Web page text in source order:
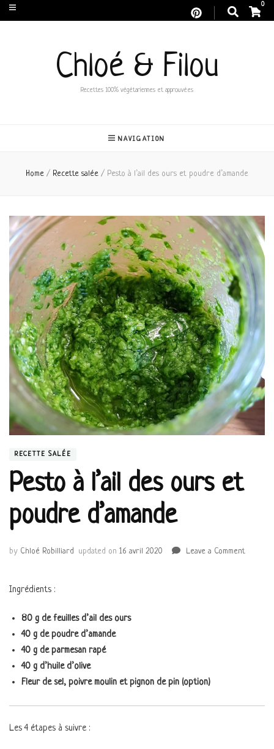
0
Chloé & Filou
Recettes 100% végétariennes et approuvées
NAVIGATION
Home / Recette salée / Pesto à l’ail des ours et poudre d’amande
RECETTE SALÉE
Pesto à l’ail des ours et
poudre d’amande
by Chloé Robilliard updated on 16 avril 2020 Leave a Comment
Ingrédients :
80 g de feuilles d’ail des ours
40 g de poudre d’amande
40 g de parmesan rapé
40 g d’huile d’olive
Fleur de sel, poivre moulin et pignon de pin (option)
Les 4 étapes à suivre :